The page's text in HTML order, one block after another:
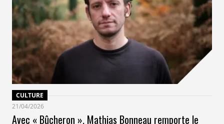
CULTURE
21/04/2026
Avec « Bûcheron », Mathias Bonneau remporte le